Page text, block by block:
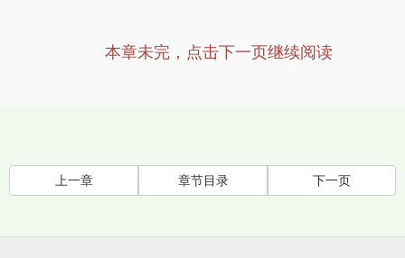
本章未完，点击下一页继续阅读
上一章 章节目录 下一页